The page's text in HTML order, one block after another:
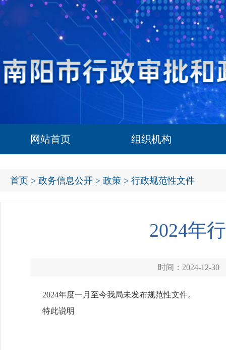
网站首页 组织机构
首页 > 政务信息公开 > 政策 > 行政规范性文件
2024年
时间：2024-12-30
2024年度一月至今我局未发布规范性文件。
特此说明